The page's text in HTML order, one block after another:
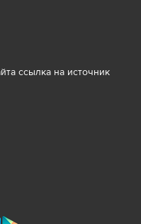
ссылка на источник